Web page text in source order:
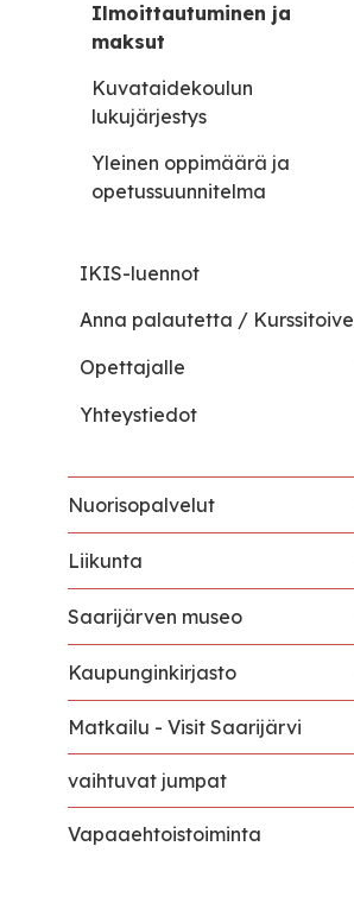
Ilmoittautuminen ja
maksut
Kuvataidekoulun
lukujärjestys
Yleinen oppimäärä ja
opetussuunnitelma
IKIS-luennot
Anna palautetta / Kurssitoive
Opettajalle
Yhteystiedot
Nuorisopalvelut
Liikunta
Saarijärven museo
Kaupunginkirjasto
Matkailu - Visit Saarijärvi
vaihtuvat jumpat
Vapaaehtoistoiminta